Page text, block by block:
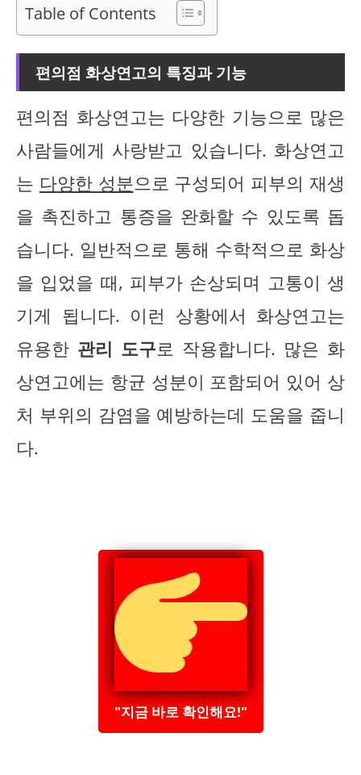
Table of Contents
편의점 화상연고의 특징과 기능
편의점 화상연고는 다양한 기능으로 많은
사람들에게 사랑받고 있습니다. 화상연고
는 다양한 성분으로 구성되어 피부의 재생
을 촉진하고 통증을 완화할 수 있도록 돕
습니다. 일반적으로 통해 수학적으로 화상
을 입었을 때, 피부가 손상되며 고통이 생
기게 됩니다. 이런 상황에서 화상연고는
유용한 관리 도구로 작용합니다. 많은 화
상연고에는 항균 성분이 포함되어 있어 상
처 부위의 감염을 예방하는데 도움을 줍니
다.
"지금 바로 확인해요!"